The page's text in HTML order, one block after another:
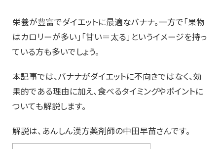
栄養が豊富でダイエットに最適なバナナ。一方で「果物
はカロリーが多い」「甘い＝太る」というイメージを持っ
ている方も多いでしょう。
本記事では、バナナがダイエットに不向きではなく、効
果的である理由に加え、食べるタイミングやポイントに
ついても解説します。
解説は、あんしん漢方薬剤師の中田早苗さんです。